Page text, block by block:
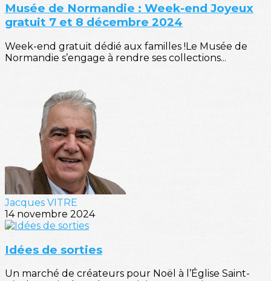
Musée de Normandie : Week-end Joyeux
gratuit 7 et 8 décembre 2024
Week-end gratuit dédié aux familles !Le Musée de
Normandie s’engage à rendre ses collections...
Jacques VITRE
14 novembre 2024
Idées de sorties
Un marché de créateurs pour Noël à l’Église Saint-